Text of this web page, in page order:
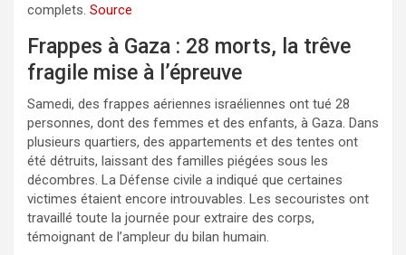
complets. Source
Frappes à Gaza : 28 morts, la trêve
fragile mise à l’épreuve
Samedi, des frappes aériennes israéliennes ont tué 28
personnes, dont des femmes et des enfants, à Gaza. Dans
plusieurs quartiers, des appartements et des tentes ont
été détruits, laissant des familles piégées sous les
décombres. La Défense civile a indiqué que certaines
victimes étaient encore introuvables. Les secouristes ont
travaillé toute la journée pour extraire des corps,
témoignant de l’ampleur du bilan humain.